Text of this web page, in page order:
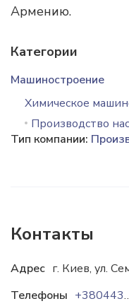
Армению.
Категории
Машиностроение
Химическое
Производство
Тип компании:
Контакты
Адрес г. Киев, ул.
Телефоны